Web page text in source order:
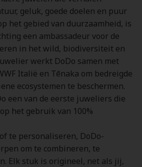
geluk, goede doelen en puur
het gebied van duurzaamheid, is
een ambassadeur voor de
in het wild, biodiversiteit en
werkt DoDo samen met
Italië en Tēnaka om bedreigde
ecosystemen te beschermen.
een van de eerste juweliers die
het gebruik van 100%
te personaliseren, DoDo-
om te combineren, te
Elk stuk is origineel, net als jij,